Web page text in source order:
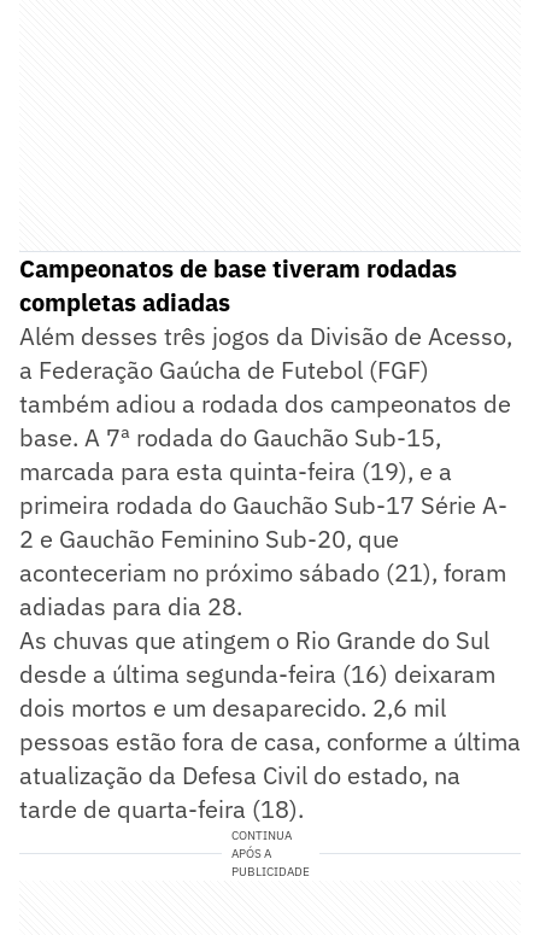
Campeonatos de base tiveram rodadas
completas adiadas
Além desses três jogos da Divisão de Acesso,
a Federação Gaúcha de Futebol (FGF)
também adiou a rodada dos campeonatos de
base. A 7ª rodada do Gauchão Sub-15,
marcada para esta quinta-feira (19), e a
primeira rodada do Gauchão Sub-17 Série A-
2 e Gauchão Feminino Sub-20, que
aconteceriam no próximo sábado (21), foram
adiadas para dia 28.
As chuvas que atingem o Rio Grande do Sul
desde a última segunda-feira (16) deixaram
dois mortos e um desaparecido. 2,6 mil
pessoas estão fora de casa, conforme a última
atualização da Defesa Civil do estado, na
tarde de quarta-feira (18).
CONTINUA
APÓS A
PUBLICIDADE